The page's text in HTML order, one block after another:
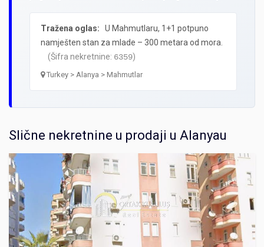
Tražena oglas:
U Mahmutlaru, 1+1 potpuno
namješten stan za mlade – 300 metara od mora.
(Šifra nekretnine: 6359)
Turkey > Alanya > Mahmutlar
Slične nekretnine u prodaji u Alanyau